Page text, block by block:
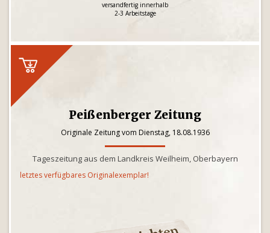
versandfertig innerhalb
2-3 Arbeitstage
Peißenberger Zeitung
Originale Zeitung vom Dienstag, 18.08.1936
Tageszeitung aus dem Landkreis Weilheim, Oberbayern
letztes verfügbares Originalexemplar!